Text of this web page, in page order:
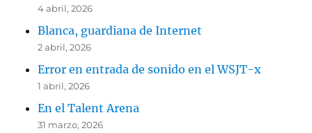
4 abril, 2026
Blanca, guardiana de Internet
2 abril, 2026
Error en entrada de sonido en el WSJT-x
1 abril, 2026
En el Talent Arena
31 marzo, 2026